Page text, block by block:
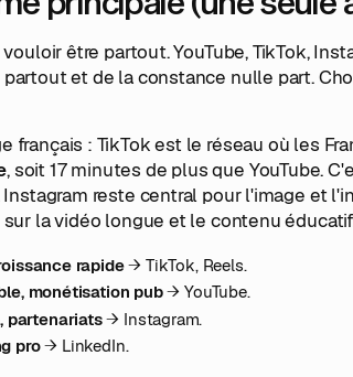
être partout. YouTube, TikTok,
et de la constance nulle part.
français : TikTok est le réseau où les
, soit 17 minutes de plus que YouTube.
reste central pour l'image et
la vidéo longue et le contenu
rapide→ TikTok, Reels.
monétisation pub→ YouTube.
partenariats→ Instagram.
pro→ LinkedIn.